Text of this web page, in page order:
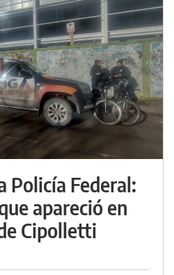
Policía Federal:
apareció en
Cipolletti